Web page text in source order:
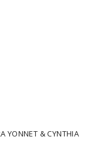
YONNET & CYNTHIA